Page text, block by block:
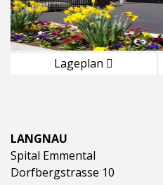
Lageplan
LANGNAU
Spital Emmental
Dorfbergstrasse 10